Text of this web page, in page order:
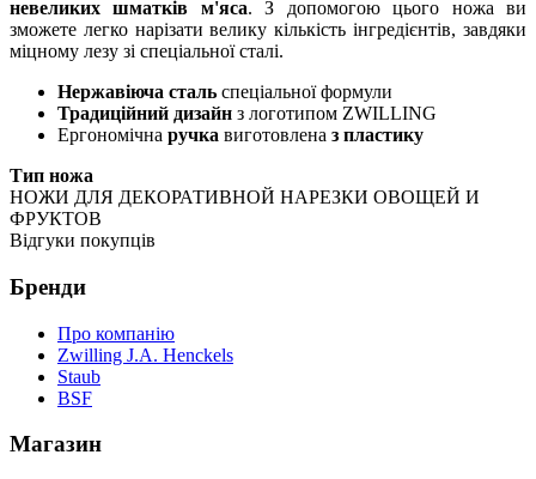
невеликих шматків м'яса. З допомогою цього ножа ви
зможете легко нарізати велику кількість інгредієнтів, завдяки
міцному лезу зі спеціальної сталі.
Нержавіюча сталь спеціальної формули
Традиційний дизайн з логотипом ZWILLING
Ергономічна ручка виготовлена з пластику
Тип ножа
НОЖИ ДЛЯ ДЕКОРАТИВНОЙ НАРЕЗКИ ОВОЩЕЙ И
ФРУКТОВ
Відгуки покупців
Бренди
Про компанію
Zwilling J.A. Henckels
Staub
BSF
Магазин